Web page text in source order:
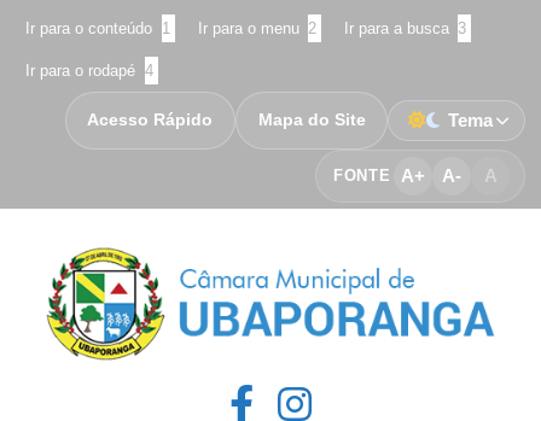
Ir para o conteúdo 1 Ir para o menu 2 Ir para a busca 3
Ir para o rodapé 4
FONTE A+ A- A
Acesso Rápido Mapa do Site Tema